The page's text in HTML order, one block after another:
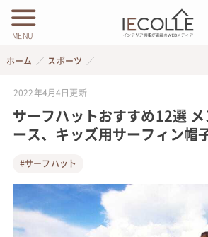
MENU
ホーム スポーツ
2022年4月4日更新
サーフハットおすすめ12選
ース、キッズ用サーフィン帽
#サーフハット